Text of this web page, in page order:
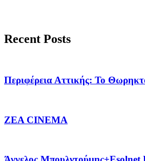
Recent Posts
Περιφέρεια Αττικής: Το
ZEA CINEMA